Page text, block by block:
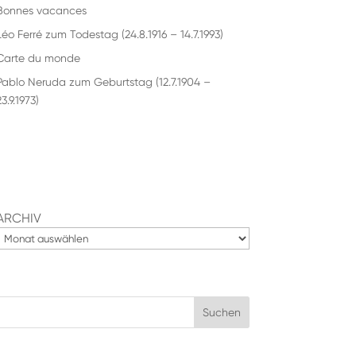
vacances
Ferré zum Todestag (24.8.1916 – 14.7.1993)
du monde
Neruda zum Geburtstag (12.7.1904 –
Suchen